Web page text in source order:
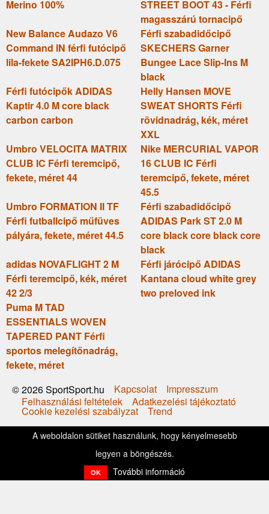
Merino 100%
STREET BOOT 43 - Férfi
magasszárú tornacipő
New Balance Audazo V6
Command IN férfi futócipő
lila-fekete SA2IPH6.D.075
Férfi szabadidőcipő
SKECHERS Garner
Bungee Lace Slip-Ins M
black
Férfi futócipők ADIDAS
Kaptir 4.0 M core black
carbon carbon
Helly Hansen MOVE
SWEAT SHORTS Férfi
rövidnadrág, kék, méret
XXL
Umbro VELOCITA MATRIX
CLUB IC Férfi teremcipő,
fekete, méret 44
Nike MERCURIAL VAPOR
16 CLUB IC Férfi
teremcipő, fekete, méret
45.5
Umbro FORMATION II TF
Férfi futballcipő műfüves
pályára, fekete, méret 44.5
Férfi szabadidőcipő
ADIDAS Park ST 2.0 M
core black core black core
black
adidas NOVAFLIGHT 2 M
Férfi teremcipő, kék, méret
42 2/3
Férfi járócipő ADIDAS
Kantana cloud white grey
two preloved ink
Puma M TAD
ESSENTIALS WOVEN
TAPERED PANT Férfi
sportos melegítőnadrág,
fekete, méret
© 2026 SportSport.hu
Kapcsolat
Impresszum
Felhasználási feltételek
Adatkezelési tájékoztató
Cookie kezelési szabályzat Trend
A weboldalon sütiket használunk, hogy kényelmesebb
legyen a böngészés.
OK További információ